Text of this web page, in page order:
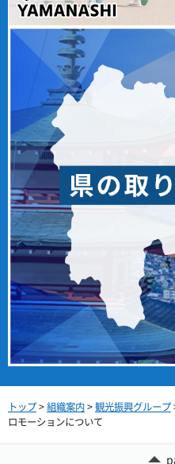
トップ>組織案内>観光振興グループ
ロモーションについて